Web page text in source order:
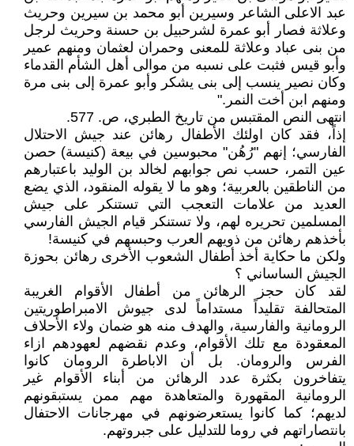
عبد الاعلى الشاعر وسيرين أبو محمد بن سيرين وحريث
وعلاثة فصار أبو عمرة لشرحبيل بن حسنة وحريث لرجل
من بنى عباد وعلاثة للمعنى وحمران لعثمان ومنهم عمير
وأبو قيس فثبت على نسبه من موالى أهل الشأم القدماء
وكان نصير ينسب إلى بنى يشكر وأبو عمرة إلى بنى مرة
ومنهم ابن أخت النمر."
انتهى النص المقتبس من تاريخ الطبري، ص. 577.
إذاً، فقد كان اولئك الأطفال رهائن عند جيش الاحتلال
الفارسي؛ إنهم "رُهُن" محبوسين في بيعة (كنيسة) حصن
عين التمر، حسب نص جوابهم لخالد بن الوليد باعتبارهم
من الناطقين بالعربية؛ وهو ما لا يقوله المنقود، الذي يضع
العديد من علامات التعجب التي تستنكر على جيش
المسلمين تحريره لهم، ولا تستنكر قيام الجيش الفارسي
بأخذهم رهائن من ذويهم العرب وحبسهم في كنيسة!
ولكن ما حكاية أخذ أطفال الشعوب الأخرى رهائن بحوزة
الجيش الساساني ؟
لقد كان حجز الرهائن من أطفال الأقوام الغريبة
المتحالفة تقليداً مستداماً لدى جيوش الامبراطوريتين
الرومانية والفارسية، والهدف منه هو ضمان ولاء الأحلاف
المعقودة مع تلك الأقوام، وعدم نقضهم لعهودهم ازاء
الفرس والرومان. بل أن الاباطرة الرومان كانوا
يتفاخرون بكثرة عدد الرهائن من أبناء الأقوام غير
الرومانية المقهورة والمتعاهدة مهم ممن يستبقونهم
لديهم؛ كما كانوا يستعرضونهم في مهرجانات الاحتفال
بانتصاراتهم في روما للتدليل على جبروتهم.